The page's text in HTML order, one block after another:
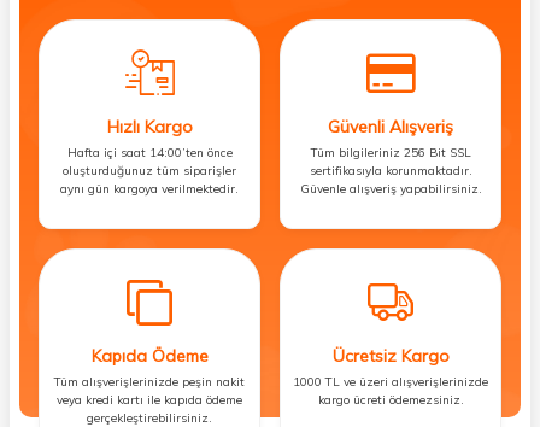
Hızlı Kargo
Hafta içi saat 14:00’ten önce
oluşturduğunuz tüm siparişler
aynı gün kargoya verilmektedir.
Güvenli Alışveriş
Tüm bilgileriniz 256 Bit SSL
sertifikasıyla korunmaktadır.
Güvenle alışveriş yapabilirsiniz.
Kapıda Ödeme
Tüm alışverişlerinizde peşin nakit
veya kredi kartı ile kapıda ödeme
gerçekleştirebilirsiniz.
Ücretsiz Kargo
1000 TL ve üzeri alışverişlerinizde
kargo ücreti ödemezsiniz.